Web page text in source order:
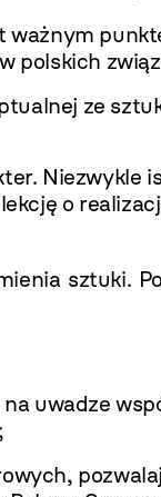
ważnym
polskich
ze
Niezwykle
o
sztuki.
uwadze